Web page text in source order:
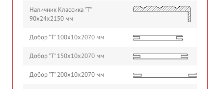
Наличник Классика "Т"
90х24х2150 мм
Добор "Т" 100х10х2070 мм
Добор "Т" 150х10х2070 мм
Добор "Т" 200х10х2070 мм